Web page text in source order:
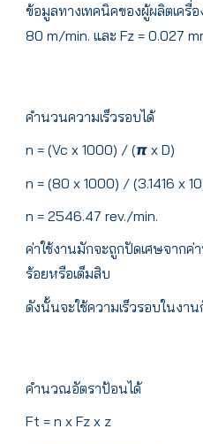
ข้อมูลทางเทคนิคของผู้ผลิตเครื่
80 m/min. และ Fz = 0.027
คำนวนความเร็วรอบได้
n = (Vc x 1000) / (𝞹 x D)
n = (80 x 1000) / (3.1416 x
n = 2546.47 rev./min.
ค่าใช้งานมักจะถูกปัดเศษจาก
ร้อยหรือเต็มสิบ
ดังนั้นจะใช้ความเร็วรอบในงา
คำนวณอัตราป้อนได้
Ft = n x Fz x z